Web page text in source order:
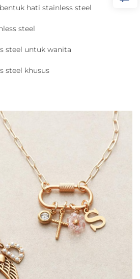
hati stainless steel
steel
steel untuk wanita
steel khusus